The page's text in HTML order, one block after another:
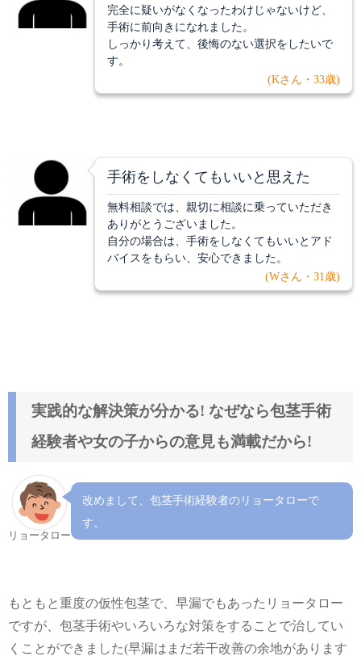
完全に疑いがなくなったわけじゃないけど、
手術に前向きになれました。
しっかり考えて、後悔のない選択をしたいで
す。
(Kさん・33歳)
手術をしなくてもいいと思えた
無料相談では、親切に相談に乗っていただき
ありがとうございました。
自分の場合は、手術をしなくてもいいとアド
バイスをもらい、安心できました。
(Wさん・31歳)
実践的な解決策が分かる! なぜなら包茎手術
経験者や女の子からの意見も満載だから!
リョータロー
改めまして、包茎手術経験者のリョータローで
す。
もともと重度の仮性包茎で、早漏でもあったリョータロー
ですが、包茎手術やいろいろな対策をすることで治してい
くことができました(早漏はまだ若干改善の余地があります